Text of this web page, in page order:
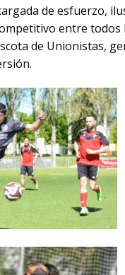
de esfuerzo,
entre todos
de Unionistas,